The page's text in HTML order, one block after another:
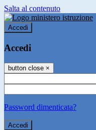
Salta al contenuto
Accedi
Accedi
button close ×
Password dimenticata?